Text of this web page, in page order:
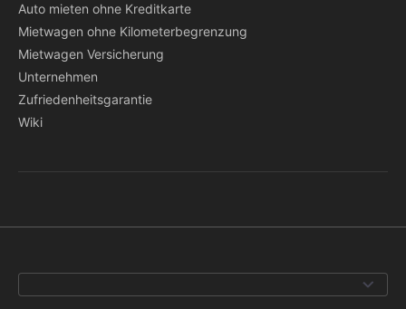
Auto mieten ohne Kreditkarte
Mietwagen ohne Kilometerbegrenzung
Mietwagen Versicherung
Unternehmen
Zufriedenheitsgarantie
Wiki